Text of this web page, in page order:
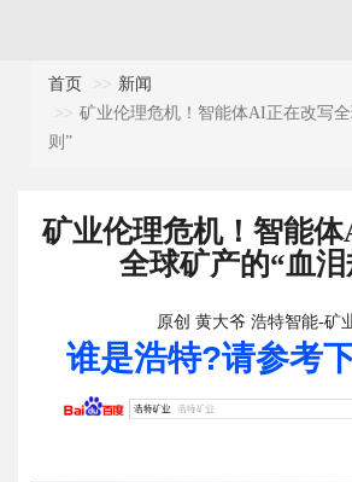
首页
新闻
矿业伦理危机！智能体AI正在改写
则”
矿业伦理危机！智能
全球矿产的“血泪
原创 黄大爷 浩特智能-矿
谁是浩特?请参考